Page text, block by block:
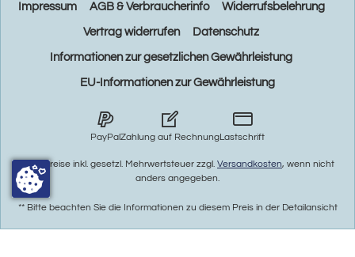
Impressum AGB & Verbraucherinfo Widerrufsbelehrung
Vertrag widerrufen Datenschutz
Informationen zur gesetzlichen Gewährleistung
EU-Informationen zur Gewährleistung
PayPalZahlung auf RechnungLastschrift
* Alle Preise inkl. gesetzl. Mehrwertsteuer zzgl. Versandkosten, wenn nicht
anders angegeben.
** Bitte beachten Sie die Informationen zu diesem Preis in der Detailansicht